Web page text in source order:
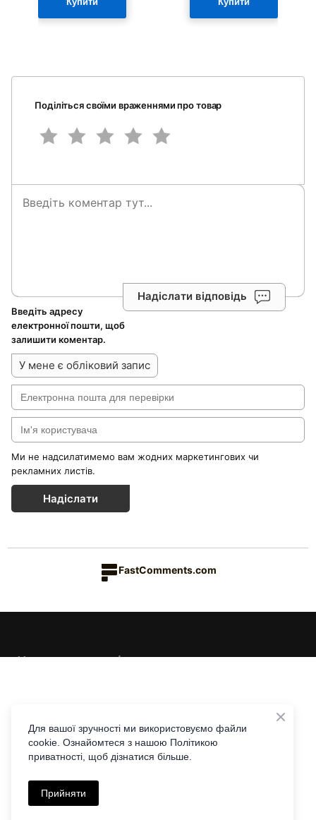
Поділіться своїми враженнями про товар
Надіслати відповідь
Введіть адресу
електронної пошти, щоб
залишити коментар.
У мене є обліковий запис
Ми не надсилатимемо вам жодних маркетингових чи
рекламних листів.
Надіслати
FastComments.com
Каталог товарів
Дім & Кухня
Доставка та оплата
Повернення та обмін
Політика приватності
Контакти
|
+38 097 441 44 77
Для вашої зручності ми використовуємо файли
cookie. Ознайомтеся з нашою Політикою
приватності, щоб дізнатися більше.
Прийняти